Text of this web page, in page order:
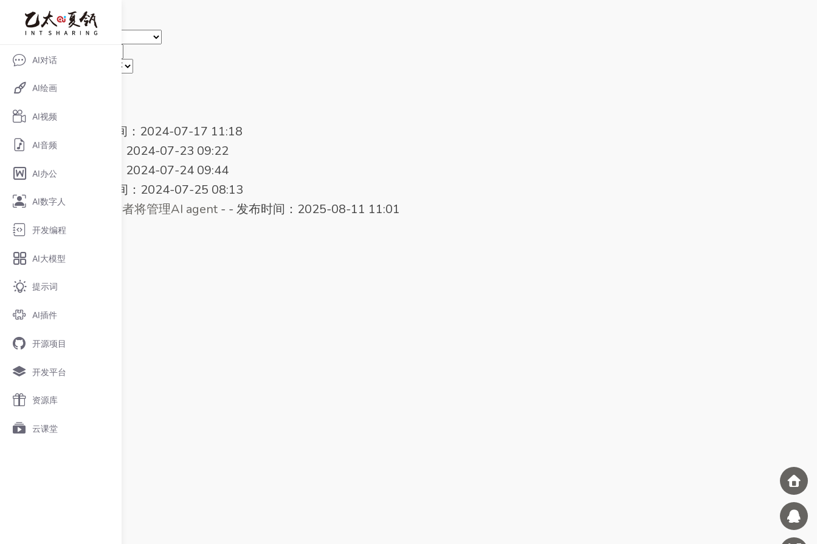
AI对话
AI绘画
AI视频
AI音频
AI办公
AI数字人
开发编程
AI大模型
提示词
AI插件
开源项目
开发平台
资源库
云课堂
>热门标签> Github
选择站点：
选择模型：
排序方式
共找到符合条件的标签
发布时间：2024-07-17 11:18
EMO-
发布时间：2024-07-23 09:22
EMO-
发布时间：2024-07-24 09:44
发布时间：2024-07-25 08:13
GitHub CEO称开发者将管理AI agent - - 发布时间：2025-08-11 11:01